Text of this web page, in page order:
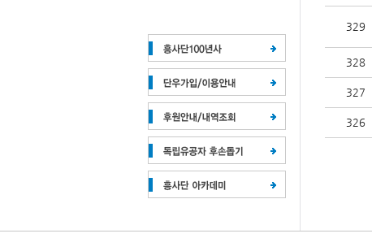
329
328
327
326